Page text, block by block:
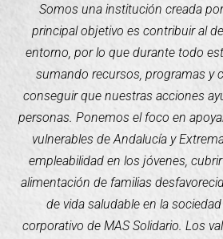
Somos una institución creada
principal objetivo es contribuir al
entorno, por lo que durante todo
sumando recursos, programas y
conseguir que nuestras acciones
personas. Ponemos el foco en
vulnerables de Andalucía y
empleabilidad en los jóvenes,
alimentación de familias
de vida saludable en la
corporativo de MAS Solidario. Los